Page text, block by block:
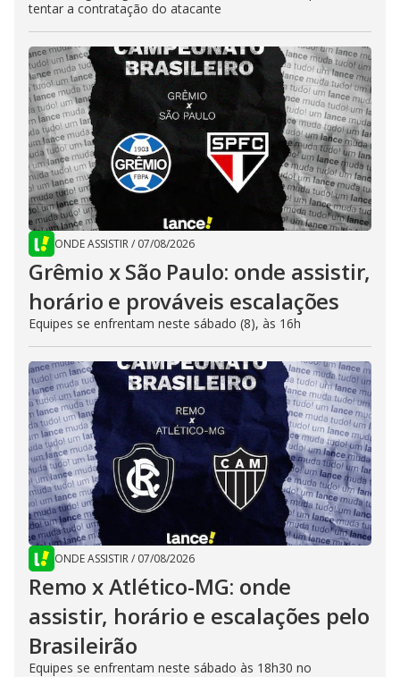
tentar a contratação do atacante
ONDE ASSISTIR/ 07/08/2026
Grêmio x São Paulo: onde assistir,
horário e prováveis escalações
Equipes se enfrentam neste sábado (8), às 16h
ONDE ASSISTIR/ 07/08/2026
Remo x Atlético-MG: onde
assistir, horário e escalações pelo
Brasileirão
Equipes se enfrentam neste sábado às 18h30 no